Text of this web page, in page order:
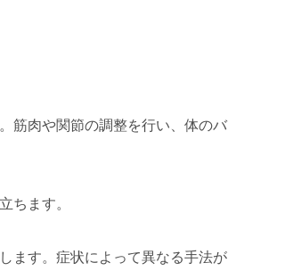
筋肉や関節の調整を行い、体のバ
ちます。
ます。症状によって異なる手法が